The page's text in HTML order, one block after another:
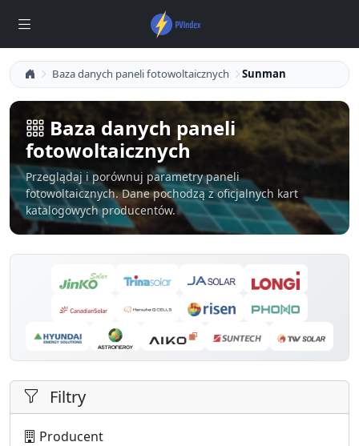
Baza danych paneli fotowoltaicznych Sunman
Baza danych paneli
fotowoltaicznych
Przeglądaj i porównuj parametry paneli
fotowoltaicznych. Dane pochodzą z oficjalnych kart
katalogowych producentów.
Filtry
Producent